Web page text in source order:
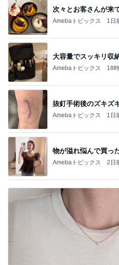
次々とお客さんが来
Amebaトピックス 1日
大容量でスッキリ収
Amebaトピックス 18
抜釘手術後のズキズ
Amebaトピックス 1日
物が溢れ悩んで買っ
Amebaトピックス 2日